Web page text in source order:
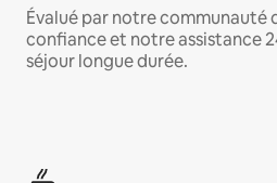
Évalué par notre communauté
confiance et notre assistance
séjour longue durée.